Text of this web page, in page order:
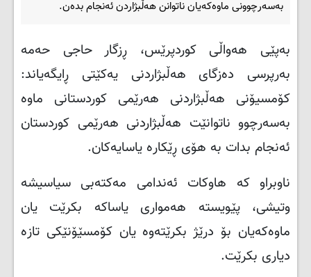
به‌سه‌رچوونى ماوه‌که‌یان ناتوانن هه‌ڵبژاردن ئه‌نجام بده‌ن.
بەپێی هەواڵی کوردپرێس، ڕزگار حاجى حه‌مه‌
به‌رپرسى دەزگای هەڵبژاردنی یەکێتى ڕایگه‌یاند:
کۆمسیۆنی هەڵبژاردنی هەرێمی کوردستانی ماوە
بەسەرچوو ناتوانێت هەڵبژاردنی هەرێمی کوردستان
ئەنجام بدات بە هۆی ڕێکارە یاسایەکان.
ناوبراو کە هاوکات ئەندامى مەکتەبى سیاسیشە
وتیشى، پێویستە هەمواری یاساکە بکرێت یان
ماوەکەیان بۆ درێژ بکرێتەوە یان کۆمسێۆنێکی تازە
دیاری بکرێت.